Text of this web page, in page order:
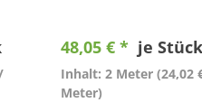
48,05 € * je Stück
Inhalt: 2 Meter (24,02
Meter)